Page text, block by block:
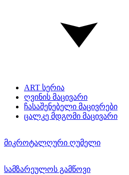
ART სერია
ღვინის მაცივარი
ჩასაშენებელი მაცივრები
ცალკე მდგომი მაცივარი
მიკროტალღური ღუმელი
სამზარეულოს გამწოვი